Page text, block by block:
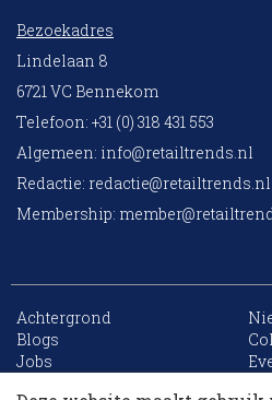
Bezoekadres
Lindelaan 8
6721 VC Bennekom
Telefoon: +31 (0) 318 431 553
Algemeen: info@retailtrends.nl
Redactie: redactie@retailtrends.nl
Membership:
Achtergrond
Blogs
Jobs
10 collega’s